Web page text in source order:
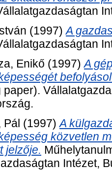
(1997)A
Enikő (1997)A
paper).
Pál (1997)A
közvetlen
jelzője.
Intézet,